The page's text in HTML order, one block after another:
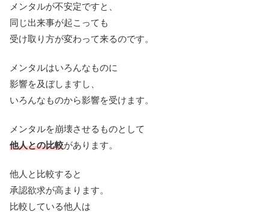
メンタルが不安定ですと、
同じ出来事が起こっても
受け取り方が変わって来るのです。
メンタルはいろんなものに
影響を及ぼしますし、
いろんなものから影響を受けます。
メンタルを崩壊させるものとして
他人との比較があります。
他人と比較すると
承認欲求が高まります。
比較している他人は